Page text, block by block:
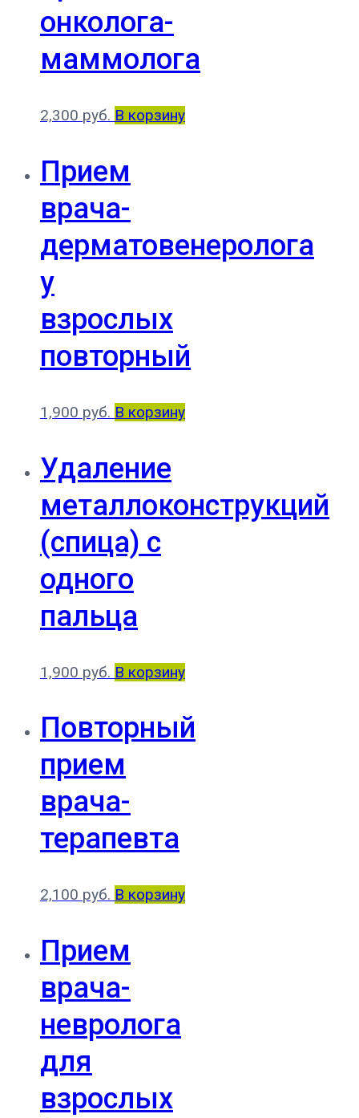
онколога-
маммолога
2,300 руб. В корзину
Прием
врача-
дерматовенеролога
у
взрослых
повторный
1,900 руб. В корзину
Удаление
металлоконструкций
(спица) с
одного
пальца
1,900 руб. В корзину
Повторный
прием
врача-
терапевта
2,100 руб. В корзину
Прием
врача-
невролога
для
взрослых